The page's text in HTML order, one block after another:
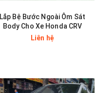
Lắp Bệ Bước Ngoài Ôm Sát
Body Cho Xe Honda CRV
Liên hệ